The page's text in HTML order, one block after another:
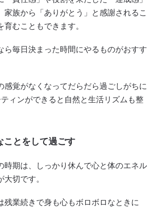
家族から「ありがとう」と感謝されるこ
むこともできます。
ら毎日決まった時間にやるものがおすす
感覚がなくなってだらだら過ごしがちに
ィンができると自然と生活リズムも整
ことをして過ごす
時期は、しっかり休んで心と体のエネル
切です。
残業続きで身も心もボロボロなときに